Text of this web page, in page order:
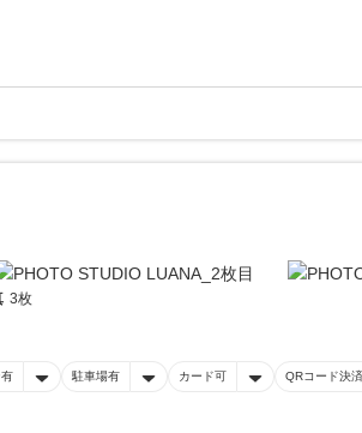
3枚
駐車場有 カード可 QRコード決